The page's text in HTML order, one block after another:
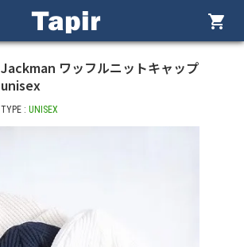
shopping_cart
Jackman ワッフルニットキャップ
unisex
TYPE : UNISEX